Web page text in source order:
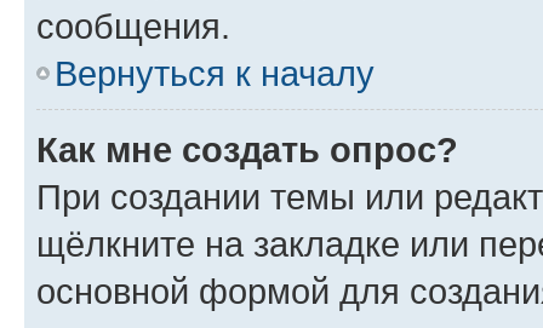
сообщения.
Вернуться к началу
Как мне создать опрос?
При создании темы или
щёлкните на закладке или
основной формой для